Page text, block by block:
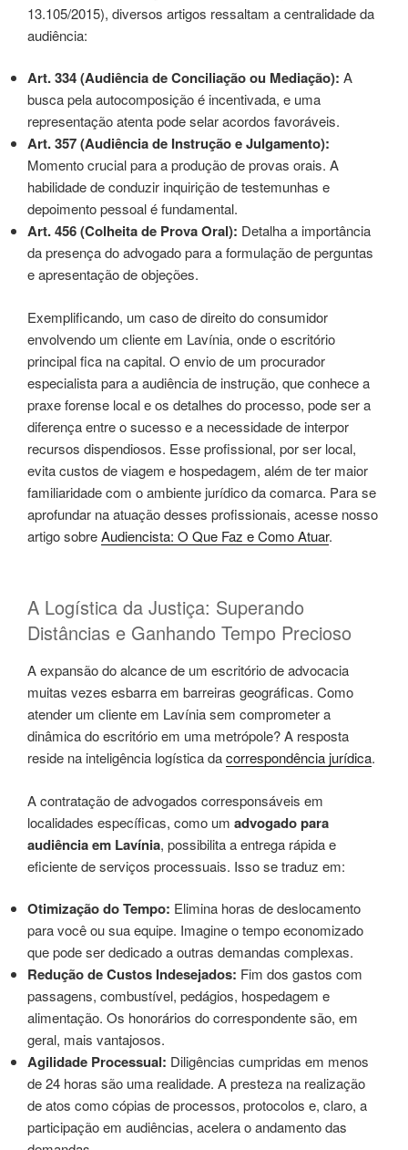
13.105/2015), diversos artigos ressaltam a centralidade da
audiência:
Art. 334 (Audiência de Conciliação ou Mediação): A
busca pela autocomposição é incentivada, e uma
representação atenta pode selar acordos favoráveis.
Art. 357 (Audiência de Instrução e Julgamento):
Momento crucial para a produção de provas orais. A
habilidade de conduzir inquirição de testemunhas e
depoimento pessoal é fundamental.
Art. 456 (Colheita de Prova Oral): Detalha a importância
da presença do advogado para a formulação de perguntas
e apresentação de objeções.
Exemplificando, um caso de direito do consumidor
envolvendo um cliente em Lavínia, onde o escritório
principal fica na capital. O envio de um procurador
especialista para a audiência de instrução, que conhece a
praxe forense local e os detalhes do processo, pode ser a
diferença entre o sucesso e a necessidade de interpor
recursos dispendiosos. Esse profissional, por ser local,
evita custos de viagem e hospedagem, além de ter maior
familiaridade com o ambiente jurídico da comarca. Para se
aprofundar na atuação desses profissionais, acesse nosso
artigo sobreAudiencista: O Que Faz e Como Atuar.
A Logística da Justiça: Superando
Distâncias e Ganhando Tempo Precioso
A expansão do alcance de um escritório de advocacia
muitas vezes esbarra em barreiras geográficas. Como
atender um cliente em Lavínia sem comprometer a
dinâmica do escritório em uma metrópole? A resposta
reside na inteligência logística dacorrespondência jurídica.
A contratação de advogados corresponsáveis em
localidades específicas, como um advogado para
audiência em Lavínia, possibilita a entrega rápida e
eficiente de serviços processuais. Isso se traduz em:
Otimização do Tempo: Elimina horas de deslocamento
para você ou sua equipe. Imagine o tempo economizado
que pode ser dedicado a outras demandas complexas.
Redução de Custos Indesejados: Fim dos gastos com
passagens, combustível, pedágios, hospedagem e
alimentação. Os honorários do correspondente são, em
geral, mais vantajosos.
Agilidade Processual: Diligências cumpridas em menos
de 24 horas são uma realidade. A presteza na realização
de atos como cópias de processos, protocolos e, claro, a
participação em audiências, acelera o andamento das